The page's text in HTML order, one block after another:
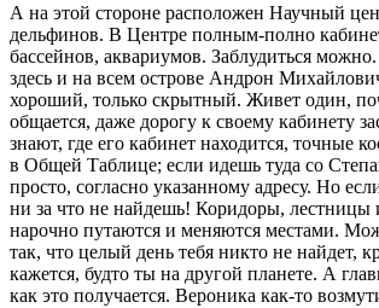
А на этой стороне расположен Научный
дельфинов. В Центре полным-полно
бассейнов, аквариумов. Заблудиться
здесь и на всем острове Андрон
хороший, только скрытный. Живет один,
общается, даже дорогу к своему кабинету
знают, где его кабинет находится, точные
в Общей Таблице; если идешь туда со
просто, согласно указанному адресу. Но
ни за что не найдешь! Коридоры, лестницы
нарочно путаются и меняются местами.
так, что целый день тебя никто не найдет,
кажется, будто ты на другой планете. А
как это получается. Вероника как-то